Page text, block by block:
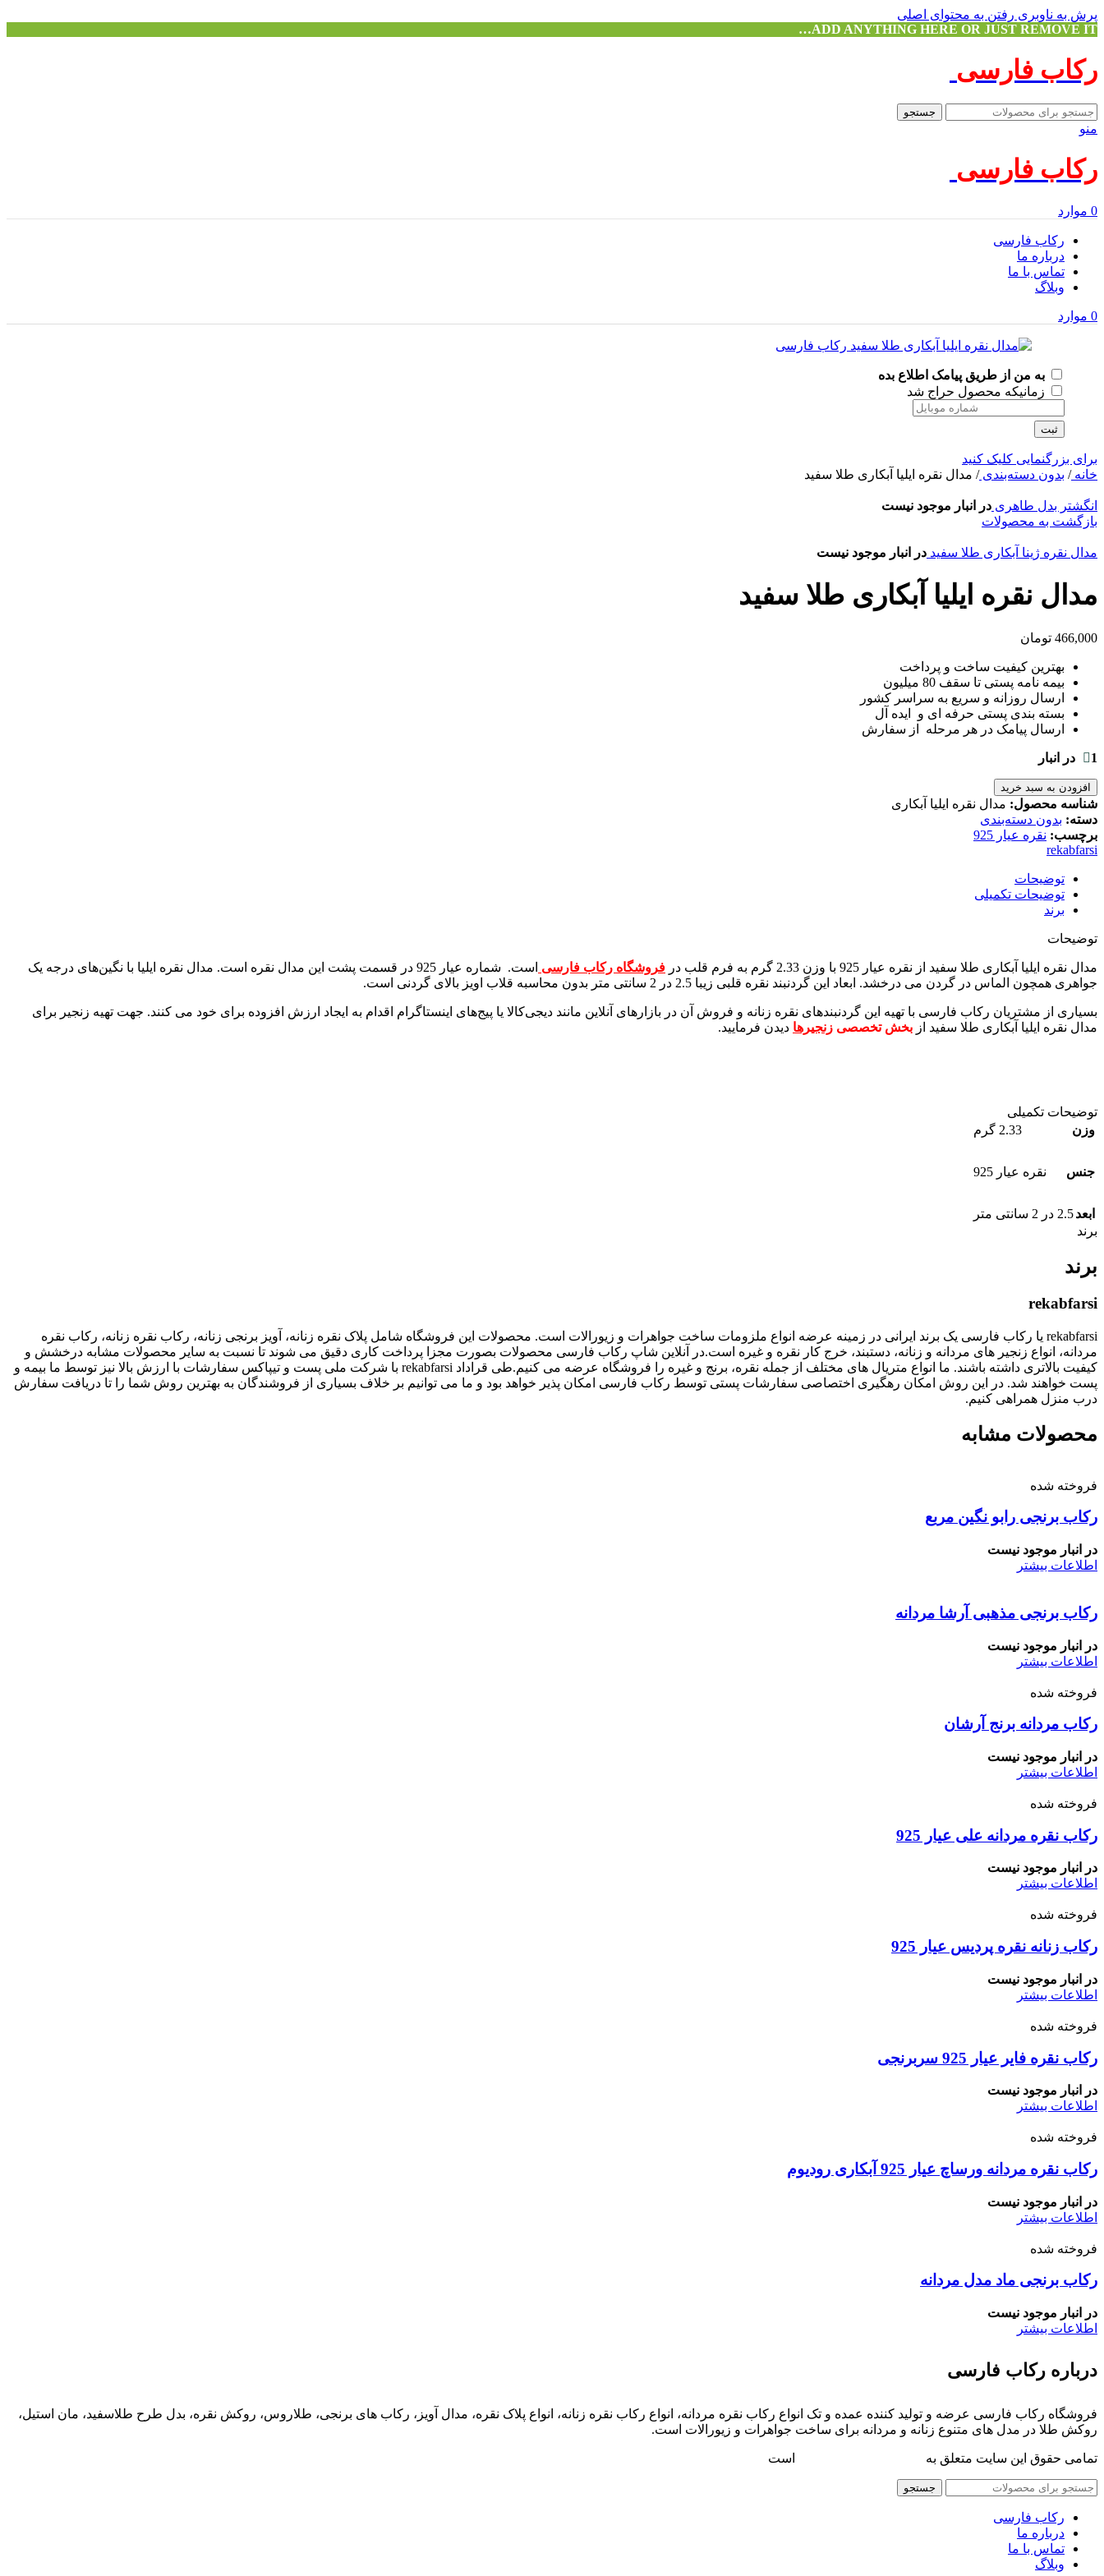
پرش به ناوبری رفتن به محتوای اصلی
ADD ANYTHING HERE OR JUST REMOVE IT…
رکاب فارسی
جستجو
منو
رکاب فارسی
0 موارد
رکاب فارسی
درباره ما
تماس با ما
وبلاگ
0 موارد
به من از طریق پیامک اطلاع بده
زمانیکه محصول حراج شد
ثبت
برای بزرگنمایی کلیک کنید
خانه/ بدون دسته‌بندی/ مدال نقره ایلیا آبکاری طلا سفید
انگشتر بدل طاهری در انبار موجود نیست
بازگشت به محصولات
مدال نقره ژینا آبکاری طلا سفید در انبار موجود نیست
مدال نقره ایلیا آبکاری طلا سفید
466,000 تومان
بهترین کیفیت ساخت و پرداخت
بیمه نامه پستی تا سقف 80 میلیون
ارسال روزانه و سریع به سراسر کشور
بسته بندی پستی حرفه ای و ایده آل
ارسال پیامک در هر مرحله از سفارش
1 در انبار
افزودن به سبد خرید
شناسه محصول: مدال نقره ایلیا آبکاری
دسته: بدون دسته‌بندی
برچسب: نقره عیار 925
rekabfarsi
توضیحات
توضیحات تکمیلی
برند
توضیحات
مدال نقره ایلیا آبکاری طلا سفید از نقره عیار 925 با وزن 2.33 گرم به فرم قلب در فروشگاه رکاب فارسی
است. شماره عیار 925 در قسمت پشت این مدال نقره است. مدال نقره ایلیا با نگین‌های درجه یک
جواهری همچون الماس در گردن می درخشد. ابعاد این گردنبند نقره قلبی زیبا 2.5 در 2 سانتی متر بدون محاسبه قلاب اویز بالای گردنی است.
بسیاری از مشتریان رکاب فارسی با تهیه این گردنبندهای نقره زنانه و فروش آن در بازارهای آنلاین مانند دیجی‌کالا یا پیج‌های اینستاگرام اقدام به ایجاد ارزش افزوده برای خود می کنند. جهت تهیه زنجیر برای
مدال نقره ایلیا آبکاری طلا سفید از بخش تخصصی زنجیرها دیدن فرمایید.
توضیحات تکمیلی
وزن
2.33 گرم
جنس نقره عیار 925
ابعد2.5 در 2 سانتی متر
برند
برند
rekabfarsi
rekabfarsi یا رکاب فارسی یک برند ایرانی در زمینه عرضه انواع ملزومات ساخت جواهرات و زیورالات است. محصولات این فروشگاه شامل پلاک نقره زنانه، آویز برنجی زنانه، رکاب نقره زنانه، رکاب نقره
مردانه، انواع زنجیر های مردانه و زنانه، دستبند، خرج کار نقره و غیره است.در آنلاین شاپ رکاب فارسی محصولات بصورت مجزا پرداخت کاری دقیق می شوند تا نسبت به سایر محصولات مشابه درخشش و
کیفیت بالاتری داشته باشند. ما انواع متریال های مختلف از جمله نقره، برنج و غیره را فروشگاه عرضه می کنیم.طی قراداد rekabfarsi با شرکت ملی پست و تیپاکس سفارشات با ارزش بالا نیز توسط ما بیمه و
پست خواهند شد. در این روش امکان رهگیری اختصاصی سفارشات پستی توسط رکاب فارسی امکان پذیر خواهد بود و ما می توانیم بر خلاف بسیاری از فروشندگان به بهترین روش شما را تا دریافت سفارش
درب منزل همراهی کنیم.
محصولات مشابه
فروخته شده
رکاب برنجی رابو نگین مربع
در انبار موجود نیست
اطلاعات بیشتر
رکاب برنجی مذهبی آرشا مردانه
در انبار موجود نیست
اطلاعات بیشتر
فروخته شده
رکاب مردانه برنج آرشان
در انبار موجود نیست
اطلاعات بیشتر
فروخته شده
رکاب نقره مردانه علی عیار 925
در انبار موجود نیست
اطلاعات بیشتر
فروخته شده
رکاب زنانه نقره پردیس عیار 925
در انبار موجود نیست
اطلاعات بیشتر
فروخته شده
رکاب نقره فایر عیار 925 سربرنجی
در انبار موجود نیست
اطلاعات بیشتر
فروخته شده
رکاب نقره مردانه ورساچ عیار 925 آبکاری رودیوم
در انبار موجود نیست
اطلاعات بیشتر
فروخته شده
رکاب برنجی ماد مدل مردانه
در انبار موجود نیست
اطلاعات بیشتر
درباره رکاب فارسی
فروشگاه رکاب فارسی عرضه و تولید کننده عمده و تک انواع رکاب نقره مردانه، انواع رکاب نقره زنانه، انواع پلاک نقره، مدال آویز، رکاب های برنجی، طلاروس، روکش نقره، بدل طرح طلاسفید، مان استیل،
روکش طلا در مدل های متنوع زنانه و مردانه برای ساخت جواهرات و زیورالات است.
تمامی حقوق این سایت متعلق به است
جستجو
رکاب فارسی
درباره ما
تماس با ما
وبلاگ